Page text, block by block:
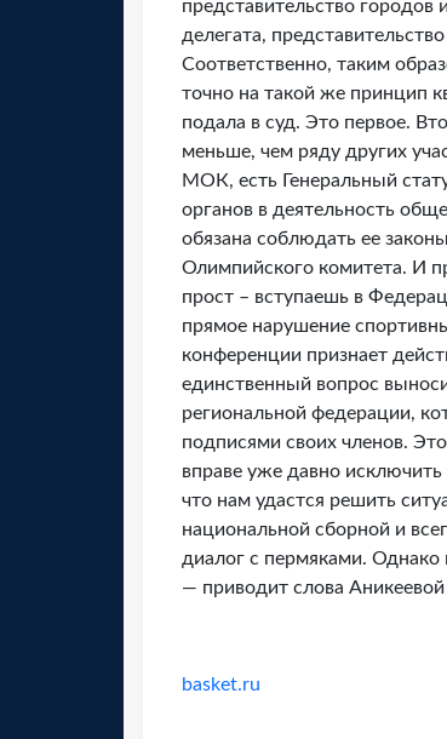
представительство
делегата,
Соответственно, таким
точно на такой же принцип
подала в суд. Это первое.
меньше, чем ряду других
МОК, есть Генеральный
органов в деятельность
обязана соблюдать ее
Олимпийского комитета. И
прост – вступаешь в
прямое нарушение
конференции признает
единственный вопрос
региональной федерации,
подписями своих членов.
вправе уже давно
что нам удастся решить
национальной сборной и
диалог с пермяками. Однако
— приводит слова
basket.ru